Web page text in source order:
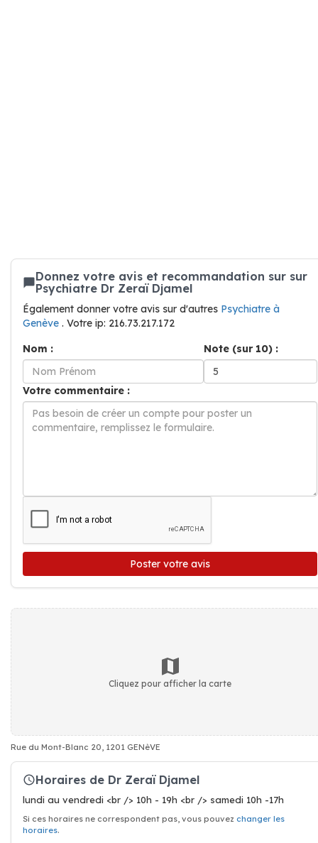
Donnez votre avis et recommandation sur sur
Psychiatre Dr Zeraï Djamel
Également donner votre avis sur d'autres Psychiatre à
Genève . Votre ip: 216.73.217.172
Nom :
Note (sur 10) :
Votre commentaire :
Poster votre avis
Cliquez pour afficher la carte
Rue du Mont-Blanc 20, 1201 GENèVE
Horaires de Dr Zeraï Djamel
lundi au vendredi <br /> 10h - 19h <br /> samedi 10h -17h
Si ces horaires ne correspondent pas, vous pouvez changer les
horaires.